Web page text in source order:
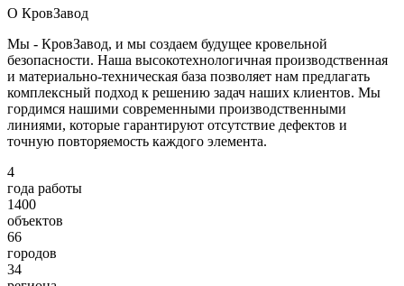
О КровЗавод
Мы - КровЗавод, и мы создаем будущее кровельной
безопасности. Наша высокотехнологичная производственная
и материально-техническая база позволяет нам предлагать
комплексный подход к решению задач наших клиентов. Мы
гордимся нашими современными производственными
линиями, которые гарантируют отсутствие дефектов и
точную повторяемость каждого элемента.
4
года работы
1400
объектов
66
городов
34